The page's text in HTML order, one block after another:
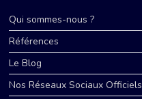
Qui sommes-nous ?
Références
Le Blog
Nos Réseaux Sociaux Officiels